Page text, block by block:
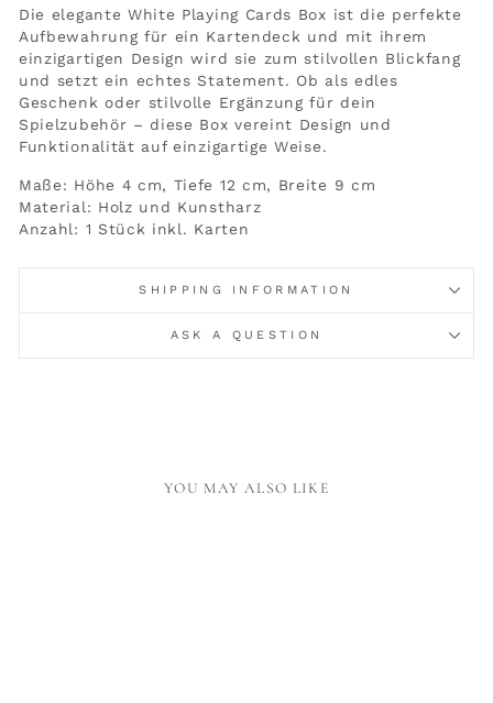
Die elegante White Playing Cards Box ist die perfekte
Aufbewahrung für ein Kartendeck und mit ihrem
einzigartigen Design wird sie zum stilvollen Blickfang
und setzt ein echtes Statement. Ob als edles
Geschenk oder stilvolle Ergänzung für dein
Spielzubehör – diese Box vereint Design und
Funktionalität auf einzigartige Weise.
Maße: Höhe 4 cm, Tiefe 12 cm, Breite 9 cm
Material: Holz und Kunstharz
Anzahl: 1 Stück inkl. Karten
SHIPPING INFORMATION
ASK A QUESTION
YOU MAY ALSO LIKE